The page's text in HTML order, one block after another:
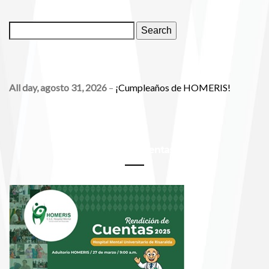
EVENTOS
Search
All day,agosto 31, 2026 – ¡Cumpleaños de HOMERIS!